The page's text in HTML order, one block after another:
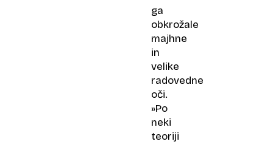
ga
obkrožale
majhne
in
velike
radovedne
oči.
»Po
neki
teoriji